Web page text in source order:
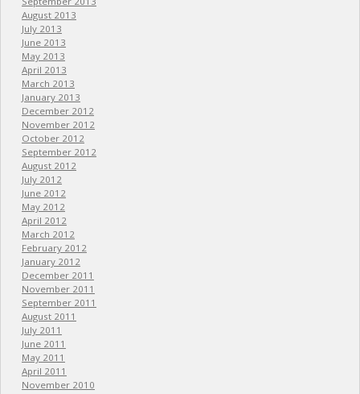
August 2013
July 2013
June 2013
May 2013
April 2013
March 2013
January 2013
December 2012
November 2012
October 2012
September 2012
August 2012
July 2012
June 2012
May 2012
April 2012
March 2012
February 2012
January 2012
December 2011
November 2011
September 2011
August 2011
July 2011
June 2011
May 2011
April 2011
November 2010